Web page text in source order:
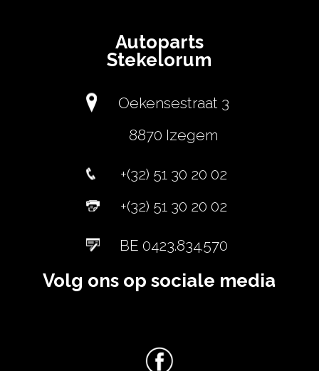
Autoparts
Stekelorum
Oekensestraat 3
8870 Izegem
+(32) 51 30 20 02
+(32) 51 30 20 02
BE 0423.834.570
Volg ons op sociale media